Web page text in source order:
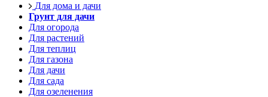
Для дома и дачи
Грунт для дачи
Для огорода
Для растений
Для теплиц
Для газона
Для дачи
Для сада
Для озеленения